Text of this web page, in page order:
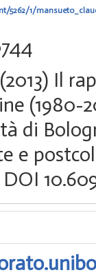
5262/1/
Il
(1980-
di
e
DOI